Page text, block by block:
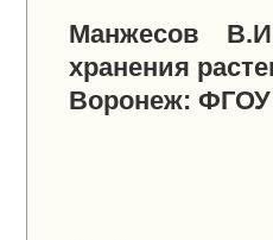
Манжесов
хранения
Воронеж: ФГОУ